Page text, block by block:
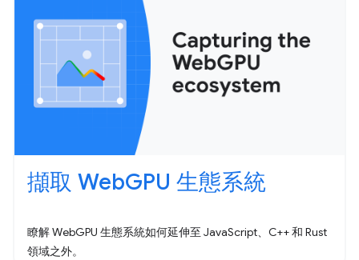
擷取 WebGPU 生態系統
瞭解 WebGPU 生態系統如何延伸至 JavaScript、C++ 和 Rust
領域之外。